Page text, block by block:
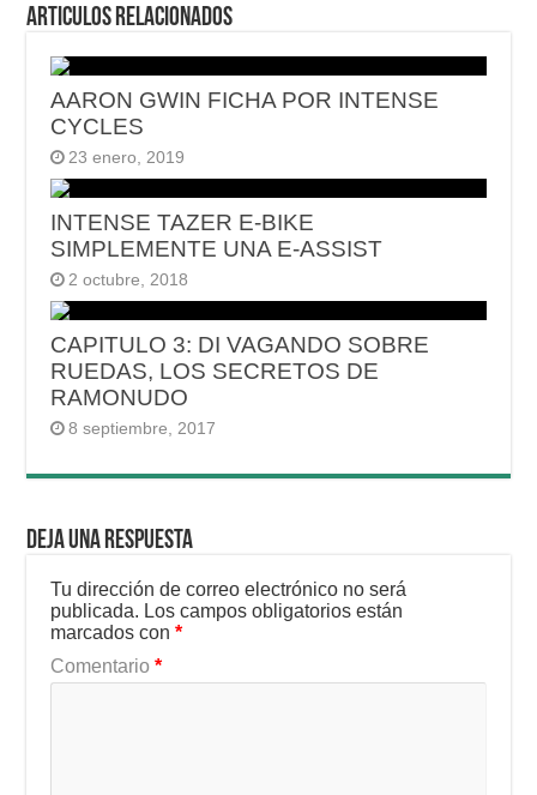
Articulos relacionados
AARON GWIN FICHA POR INTENSE
CYCLES
23 enero, 2019
INTENSE TAZER E-BIKE
SIMPLEMENTE UNA E-ASSIST
2 octubre, 2018
CAPITULO 3: DI VAGANDO SOBRE
RUEDAS, LOS SECRETOS DE
RAMONUDO
8 septiembre, 2017
Deja una respuesta
Tu dirección de correo electrónico no será
publicada. Los campos obligatorios están
marcados con*
Comentario*